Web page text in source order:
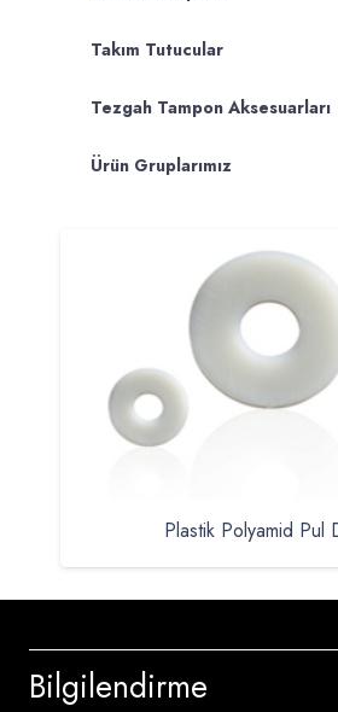
Takım Tutucular
Tezgah Tampon Aksesuarları
Ürün Gruplarımız
Plastik Polyamid Pul
Bilgilendirme